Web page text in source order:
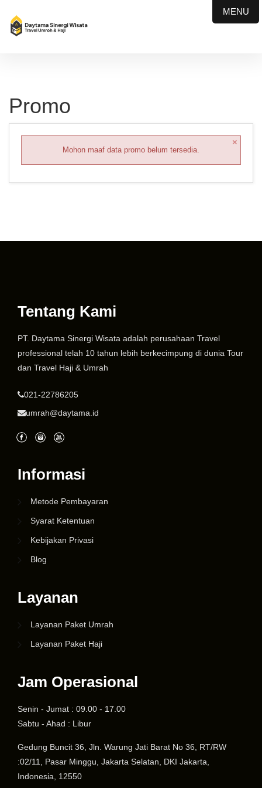
Promo
Mohon maaf data promo belum tersedia.
×
Tentang Kami
PT. Daytama Sinergi Wisata adalah perusahaan Travel
professional telah 10 tahun lebih berkecimpung di dunia Tour
dan Travel Haji & Umrah
021-22786205
umrah@daytama.id
Informasi
Metode Pembayaran
Syarat Ketentuan
Kebijakan Privasi
Blog
Layanan
Layanan Paket Umrah
Layanan Paket Haji
Jam Operasional
Senin - Jumat : 09.00 - 17.00
Sabtu - Ahad : Libur
Gedung Buncit 36, Jln. Warung Jati Barat No 36, RT/RW
:02/11, Pasar Minggu, Jakarta Selatan, DKI Jakarta,
Indonesia, 12550
MENU